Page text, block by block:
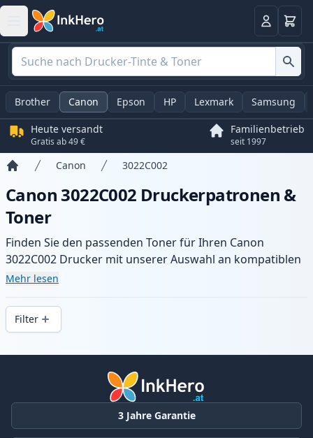
Anmelden
Brother Canon Epson HP Lexmark Samsung
Heute versandt
Gratis ab 49 €
Familienbetrieb
seit 1997
Canon 3022C002
Canon 3022C002 Druckerpatronen &
Toner
Finden Sie den passenden Toner für Ihren Canon
3022C002 Drucker mit unserer Auswahl an kompatiblen
und XL-Patronen. Profitieren Sie von gleichbleibender
in .
Mehr lesen
Filter
Produkte
3 Jahre Garantie